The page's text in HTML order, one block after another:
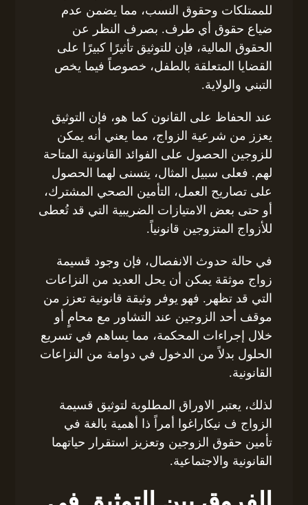
للممتلكات وحقوق النسب، مما يضمن عدم
ضياع حقوق أي طرف. بصرف النظر عن
الحقوق المالية، فإن للتوثيق تأثيرًا كبيرًا على
القضايا المتعلقة بالطفل، خصوصاً فيما يخص
التبني والولاية.
عند الحفاظ على القانون كما هو، فإن التوثيق
يعزز من شرعية الزواج، مما يعني أنه يمكن
للزوجين الحصول على الفوائد القانونية المتاحة
لهم. فعلى سبيل المثال، يتسنى لهما الحصول
على تصاريح العمل، التأمين الصحي المشترك،
أو حتى بعض الامتيازات الضريبية التي قد تُعطى
للأزواج المتزوجين قانونياً.
في حالة حدوث الانفصال، فإن وجود قسيمة
زواج موثقة يمكن أن يحل العديد من النزاعات
التي قد تظهر. فهو يوفر وثيقة قانونية تعزز من
موقف أحد الزوجين عند التشاور مع محامٍ أو
خلال إجراءات المحكمة، مما يساهم في تسريع
الحلول بدلاً من الدخول في دوامة من النزاعات
القانونية.
لذلك، يعتبر الاوراق المطلوبة لتوثيق قسيمة
الزواج ف نيكاراغوا أمراً ذا أهمية بالغة في
تأمين حقوق الزوجين وتعزيز استقرار حياتهما
القانونية والاجتماعية.